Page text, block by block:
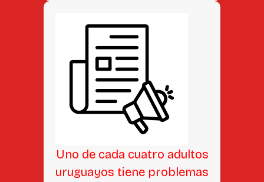
Uno de cada cuatro adultos
uruguayos tiene problemas